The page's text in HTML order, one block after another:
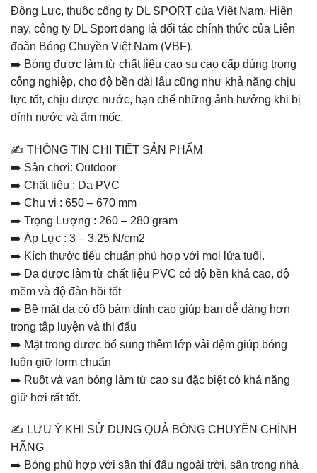
Động Lực, thuộc công ty DL SPORT của Việt Nam. Hiện
nay, công ty DL Sport đang là đối tác chính thức của Liên
đoàn Bóng Chuyền Việt Nam (VBF).
➡️ Bóng được làm từ chất liệu cao su cao cấp dùng trong
công nghiệp, cho độ bền dài lâu cũng như khả năng chịu
lực tốt, chịu được nước, hạn chế những ảnh hưởng khi bị
dính nước và ẩm mốc.
✍️ THÔNG TIN CHI TIẾT SẢN PHẨM
➡️ Sân chơi: Outdoor
➡️ Chất liệu : Da PVC
➡️ Chu vi : 650 – 670 mm
➡️ Trọng Lượng : 260 – 280 gram
➡️ Áp Lực : 3 – 3.25 N/cm2
➡️ Kích thước tiêu chuẩn phù hợp với mọi lứa tuổi.
➡️ Da được làm từ chất liệu PVC có độ bền khá cao, độ
mềm và độ đàn hồi tốt
➡️ Bề mặt da có độ bám dính cao giúp bạn dễ dàng hơn
trong tập luyện và thi đấu
➡️ Mặt trong được bổ sung thêm lớp vải đệm giúp bóng
luôn giữ form chuẩn
➡️ Ruột và van bóng làm từ cao su đặc biệt có khả năng
giữ hơi rất tốt.
✍️ LƯU Ý KHI SỬ DỤNG QUẢ BÓNG CHUYỀN CHÍNH
HÃNG
➡️ Bóng phù hợp với sân thi đấu ngoài trời, sân trong nhà